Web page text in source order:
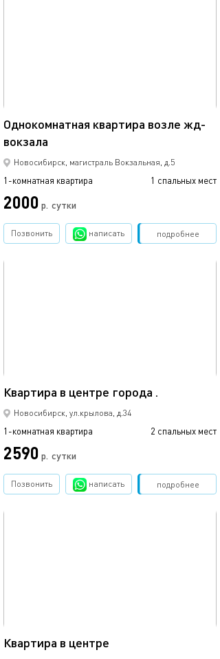
Однокомнатная квартира возле жд-
вокзала
Новосибирск, магистраль Вокзальная, д.5
1-комнатная квартира 1 спальных мест
2000 р. сутки
подробнее
Позвонить написать Забронировать
Квартира в центре города .
Новосибирск, ул.крылова, д.34
1-комнатная квартира 2 спальных мест
2590 р. сутки
подробнее
Позвонить написать Забронировать
Квартира в центре